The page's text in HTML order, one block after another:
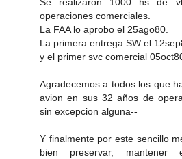
operaciones comerciales.
La FAA lo aprobo el 25ago80.
La primera entrega SW el
y el primer svc comercial
Agradecemos a todos los que
avion en sus 32 años de
sin excepcion alguna--
Y finalmente por este sencillo
bien preservar,